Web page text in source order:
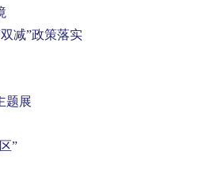
减”政策落实
题展
”